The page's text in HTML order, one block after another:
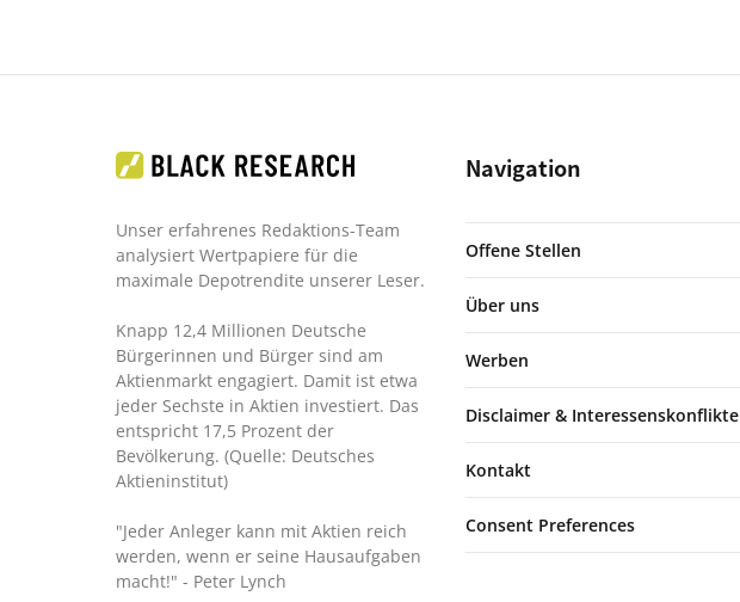
Unser erfahrenes Redaktions-Team
analysiert Wertpapiere für die
maximale Depotrendite unserer Leser.
Knapp 12,4 Millionen Deutsche
Bürgerinnen und Bürger sind am
Aktienmarkt engagiert. Damit ist etwa
jeder Sechste in Aktien investiert. Das
entspricht 17,5 Prozent der
Bevölkerung. (Quelle: Deutsches
Aktieninstitut)
"Jeder Anleger kann mit Aktien reich
werden, wenn er seine Hausaufgaben
macht!" - Peter Lynch
Navigation
Offene Stellen
Über uns
Werben
Disclaimer & Interessenskonflikte
Kontakt
Consent Preferences